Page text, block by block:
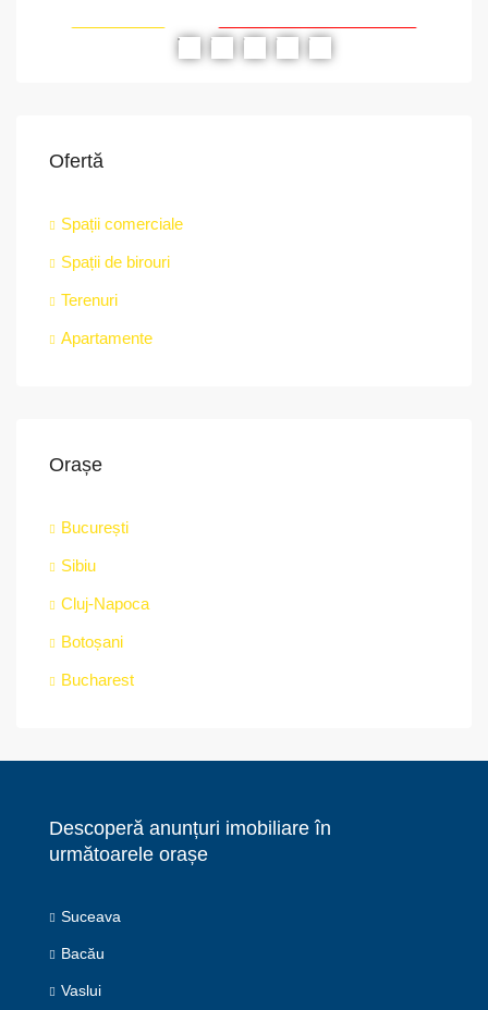
PROPRIETATEA A FOST ÎNCHIRIATĂ
Ofertă
Spații comerciale
Spații de birouri
Terenuri
Apartamente
Orașe
București
Sibiu
Cluj-Napoca
Botoșani
Bucharest
Descoperă anunțuri imobiliare în
următoarele orașe
Suceava
Bacău
Vaslui